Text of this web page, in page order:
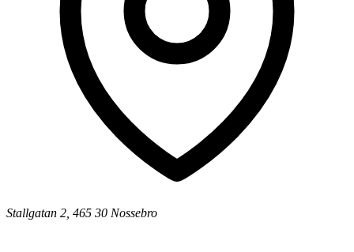
Stallgatan 2, 465 30 Nossebro